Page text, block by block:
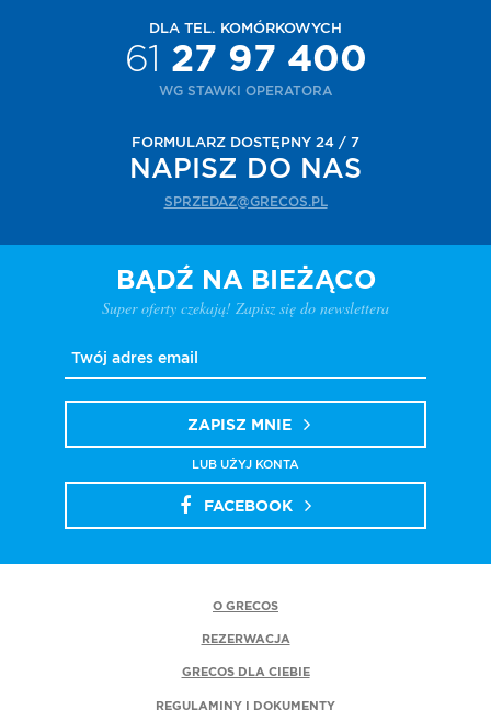
DLA TEL. KOMÓRKOWYCH
61 27 97 400
WG STAWKI OPERATORA
FORMULARZ DOSTĘPNY 24 / 7
NAPISZ DO NAS
SPRZEDAZ@GRECOS.PL
BĄDŹ NA BIEŻĄCO
Super oferty czekają! Zapisz się do newslettera
ZAPISZ MNIE
LUB UŻYJ KONTA
FACEBOOK
O GRECOS
REZERWACJA
GRECOS DLA CIEBIE
REGULAMINY I DOKUMENTY